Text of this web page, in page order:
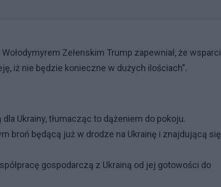
Zełenskim Trump zapewniał, że
iż nie będzie konieczne w dużych ilościach”.
Ukrainy, tłumacząc to dążeniem do pokoju.
broń będącą już w drodze na Ukrainę i znajdującą
gospodarczą z Ukrainą od jej gotowości do